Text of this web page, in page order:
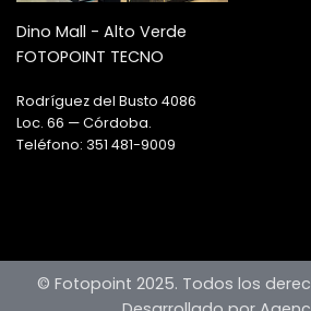
Dino Mall - Alto Verde
FOTOPOINT TECNO
Rodríguez del Busto 4086
Loc. 66 — Córdoba.
Teléfono: 351 481-9009
© Fotopoint 2025. Todos los